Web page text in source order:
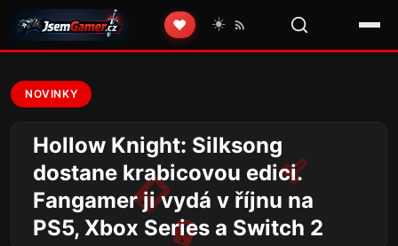
❤️ ☀️
NOVINKY
Hollow Knight: Silksong
dostane krabicovou edici.
Fangamer ji vydá v říjnu na
PS5, Xbox Series a Switch 2